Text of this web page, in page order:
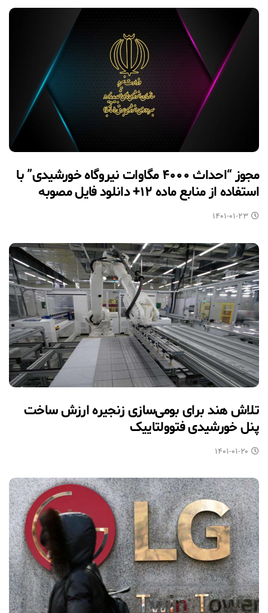
مجوز “احداث ۴۰۰۰ مگاوات نیروگاه خورشیدی” با
استفاده از منابع ماده ۱۲+ دانلود فایل مصوبه
۱۴۰۱-۰۱-۲۳
تلاش هند برای بومی‌سازی زنجیره ارزش ساخت
پنل خورشیدی فتوولتاییک
۱۴۰۱-۰۱-۲۰